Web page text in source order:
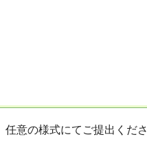
意の様式にてご提出くだ